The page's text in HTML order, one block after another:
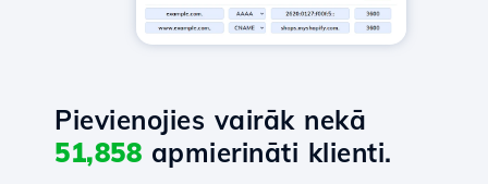
Pievienojies vairāk nekā
51,858 apmierināti klienti.